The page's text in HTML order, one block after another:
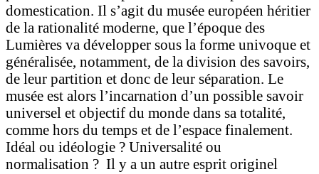
domestication. Il s’agit du musée européen héritier
de la rationalité moderne, que l’époque des
Lumières va développer sous la forme univoque et
généralisée, notamment, de la division des savoirs,
de leur partition et donc de leur séparation. Le
musée est alors l’incarnation d’un possible savoir
universel et objectif du monde dans sa totalité,
comme hors du temps et de l’espace finalement.
Idéal ou idéologie ? Universalité ou
normalisation ? Il y a un autre esprit originel